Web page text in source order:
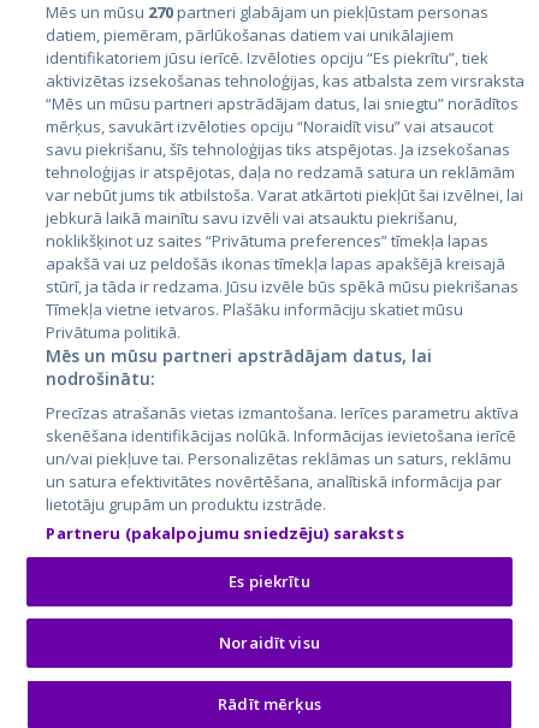
Valstis
Igaunija
Latvija
Lietuva
City24.lv
City24.ee
GetaPro.lv
GetaPro.ee
Skelbiu.lt
Autoplius.lt
Aruodas.lt
Kainos.lt
Paslaugos.lt
auto24.ee
KV.ee
Osta.ee
KuldneBörs.ee
Mēs un mūsu 270partneri glabājam un piekļūstam personas
datiem, piemēram, pārlūkošanas datiem vai unikālajiem
identifikatoriem jūsu ierīcē. Izvēloties opciju “Es piekrītu”, tiek
aktivizētas izsekošanas tehnoloģijas, kas atbalsta zem virsraksta
“Mēs un mūsu partneri apstrādājam datus, lai sniegtu” norādītos
mērķus, savukārt izvēloties opciju “Noraidīt visu” vai atsaucot
savu piekrišanu, šīs tehnoloģijas tiks atspējotas. Ja izsekošanas
tehnoloģijas ir atspējotas, daļa no redzamā satura un reklāmām
var nebūt jums tik atbilstoša. Varat atkārtoti piekļūt šai izvēlnei, lai
jebkurā laikā mainītu savu izvēli vai atsauktu piekrišanu,
noklikšķinot uz saites “Privātuma preferences” tīmekļa lapas
apakšā vai uz peldošās ikonas tīmekļa lapas apakšējā kreisajā
stūrī, ja tāda ir redzama. Jūsu izvēle būs spēkā mūsu piekrišanas
Tīmekļa vietne ietvaros. Plašāku informāciju skatiet mūsu
Privātuma politikā.
Mēs un mūsu partneri apstrādājam datus, lai
nodrošinātu:
Precīzas atrašanās vietas izmantošana. Ierīces parametru aktīva
skenēšana identifikācijas nolūkā. Informācijas ievietošana ierīcē
un/vai piekļuve tai. Personalizētas reklāmas un saturs, reklāmu
un satura efektivitātes novērtēšana, analītiskā informācija par
lietotāju grupām un produktu izstrāde.
Partneru (pakalpojumu sniedzēju) saraksts
Es piekrītu
Noraidīt visu
Rādīt mērķus